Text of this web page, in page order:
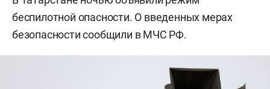
беспилотной опасности. О введенных мерах
безопасности сообщили в МЧС РФ.